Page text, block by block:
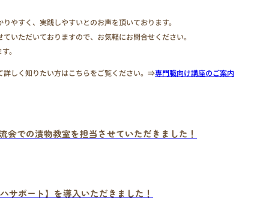
やすく、実践しやすいとのお声を頂いております。
いただいておりますので、お気軽にお問合せください。
。
詳しく知りたい方はこちらをご覧ください。⇒専門職向け講座のご案内
会での漬物教室を担当させていただきました！
サポート】を導入いただきました！